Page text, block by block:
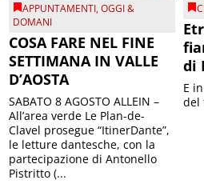
APPUNTAMENTI,OGGI &
DOMANI
COSA FARE NEL FINE
SETTIMANA IN VALLE
D’AOSTA
SABATO 8 AGOSTO ALLEIN –
All’area verde Le Plan-de-
Clavel prosegue “ItinerDante”,
le letture dantesche, con la
partecipazione di Antonello
Pistritto (...
di
E
del